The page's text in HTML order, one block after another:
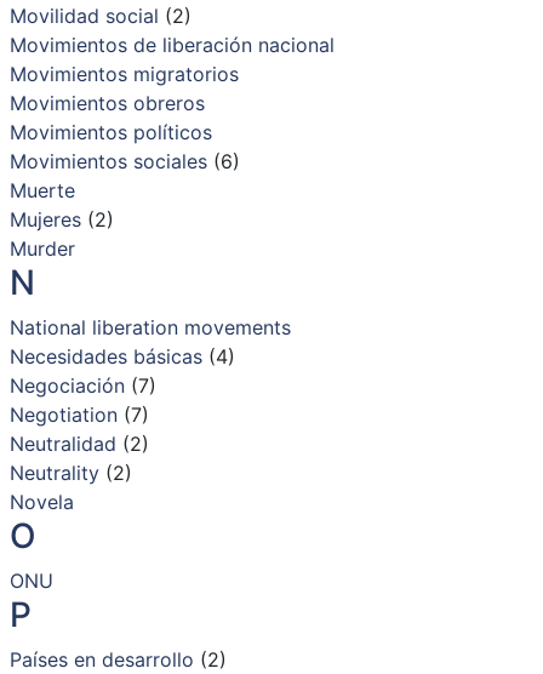
Movilidad social (2)
Movimientos de liberación nacional
Movimientos migratorios
Movimientos obreros
Movimientos políticos
Movimientos sociales(6)
Muerte
Mujeres(2)
Murder
N
National liberation movements
Necesidades básicas(4)
Negociación(7)
Negotiation(7)
Neutralidad (2)
Neutrality(2)
Novela
O
ONU
P
Países en desarrollo (2)